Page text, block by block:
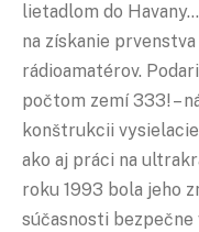
lietadlom do
na získanie
rádioamatérov.
počtom zemí 333! –
konštrukcii
ako aj práci na
roku 1993 bola jeho
súčasnosti bezpečne